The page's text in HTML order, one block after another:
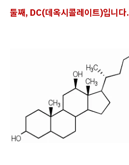
둘째, DC(데옥시콜레이트)입니다.